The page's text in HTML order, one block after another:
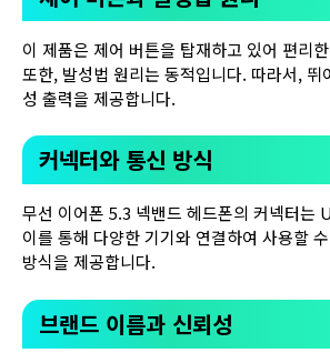
이 제품은 제어 버튼을 탑재하고 있어 편리
또한, 발성법 원리는 동적입니다. 따라서, 뛰
성 출력을 제공합니다.
커넥터와 통신 방식
무선 이어폰 5.3 넥밴드 헤드폰의 커넥터는
이를 통해 다양한 기기와 연결하여 사용할
방식을 제공합니다.
브랜드 이름과 신뢰성